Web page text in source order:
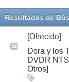
Resultados de
[Ofrecido]
Dora y los
DVDR
Otros]